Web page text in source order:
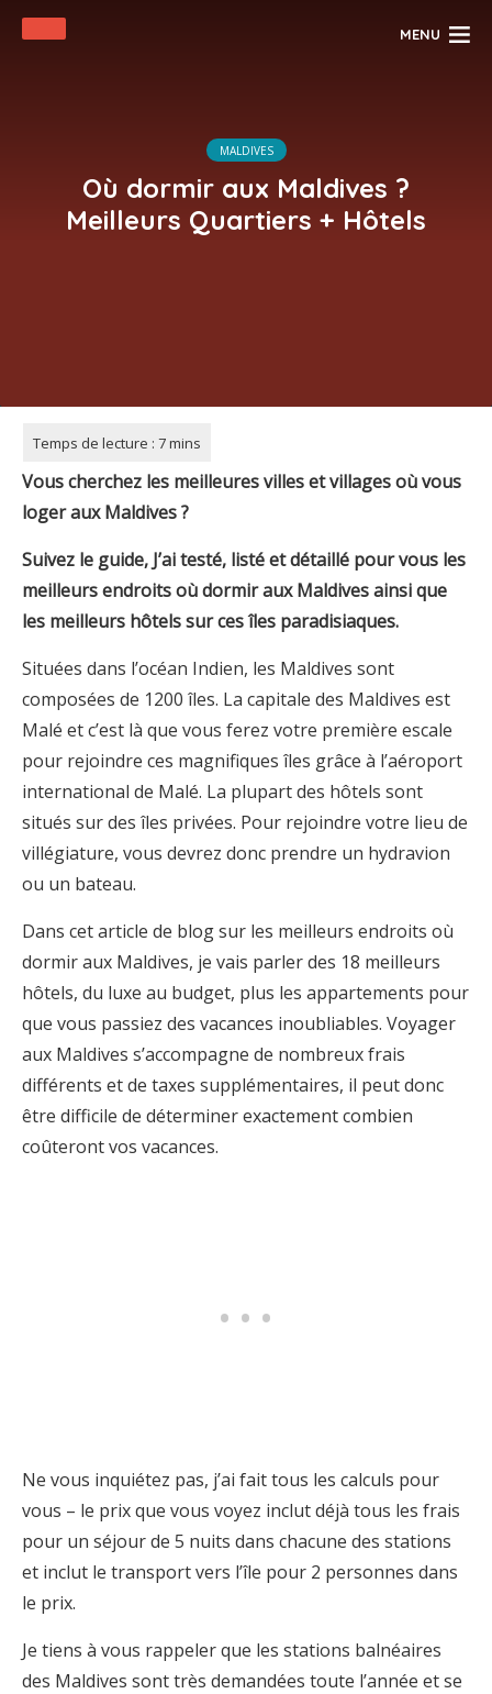
MENU
MALDIVES
Où dormir aux Maldives ?
Meilleurs Quartiers + Hôtels
Vous cherchez les meilleures villes et villages où vous
logeraux Maldives?
Suivez le guide, J’ai testé, listé et détaillé pour vous les
meilleurs endroits où dormirauxMaldivesainsi que
les meilleurs hôtels sur ces îles paradisiaques.
Situées dans l’océan Indien, les Maldives sont
composées de 1200 îles. La capitale des Maldives est
Malé et c’est là que vous ferez votre première escale
pour rejoindre ces magnifiques îles grâce à l’aéroport
international de Malé. La plupart des hôtels sont
situés sur des îles privées. Pour rejoindre votre lieu de
villégiature, vous devrez donc prendre un hydravion
ou un bateau.
Dans cet article de blog sur les meilleurs endroits où
dormir aux Maldives, je vais parler des 18 meilleurs
hôtels, du luxe au budget, plus les appartements pour
que vous passiez des vacances inoubliables. Voyager
aux Maldives s’accompagne de nombreux frais
différents et de taxes supplémentaires, il peut donc
être difficile de déterminer exactement combien
coûteront vos vacances.
Ne vous inquiétez pas, j’ai fait tous les calculs pour
vous – le prix que vous voyez inclut déjà tous les frais
pour un séjour de 5 nuits dans chacune des stations
et inclut le transport vers l’île pour 2 personnes dans
le prix.
Je tiens à vous rappeler que les stations balnéaires
des Maldives sont très demandées toute l’année et se